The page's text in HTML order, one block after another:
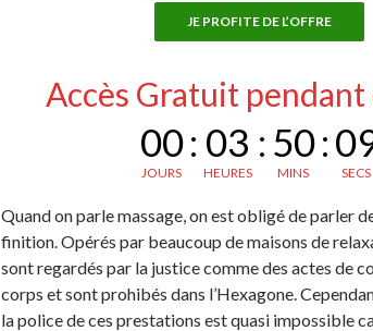
JE PROFITE DE L’OFFRE
Accès Gratuit
00
JOURS
: 03
HEURES
: 50
MINS
:
SECS
Quand on parle massage, on est obligé de parler
finition. Opérés par beaucoup de maisons de
sont regardés par la justice comme des actes de
corps et sont prohibés dans l’Hexagone.
la police de ces prestations est quasi impossible